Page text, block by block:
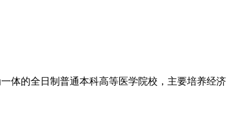
体的全日制普通本科高等医学院校，主要培养经济